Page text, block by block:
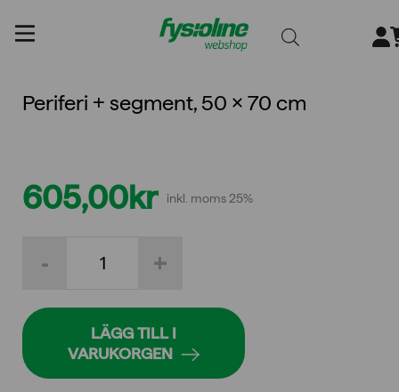
innehållet
Periferi + segment, 50 x 70 cm
605,00kr inkl. moms 25%
+
70
mängd
-
LÄGG TILL I
VARUKORGEN